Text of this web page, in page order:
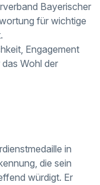
Bayerischer
für wichtige
Engagement
Wohl der
in
die sein
würdigt. Er